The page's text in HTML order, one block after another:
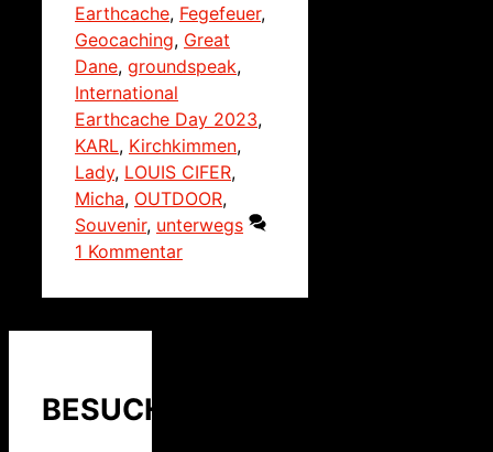
Earthcache, Fegefeuer,
Geocaching, Great
Dane, groundspeak,
International
Earthcache Day 2023,
KARL, Kirchkimmen,
Lady, LOUIS CIFER,
Micha, OUTDOOR,
Souvenir, unterwegs
1 Kommentar
BESUCHER